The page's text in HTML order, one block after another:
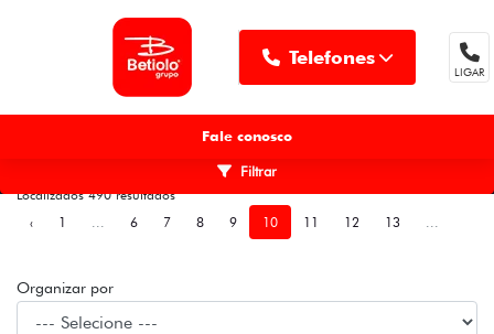
Telefones
LIGAR
Fale conosco
Localizados 490 resultados
‹
1 ... 6 7 8 9 10 11 12 13 ...
Filtrar
Organizar por